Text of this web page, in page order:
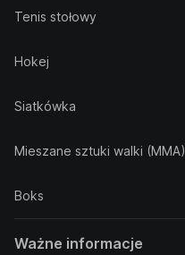
Tenis stołowy
Hokej
Siatkówka
Mieszane sztuki walki (MMA)
Boks
Ważne informacje